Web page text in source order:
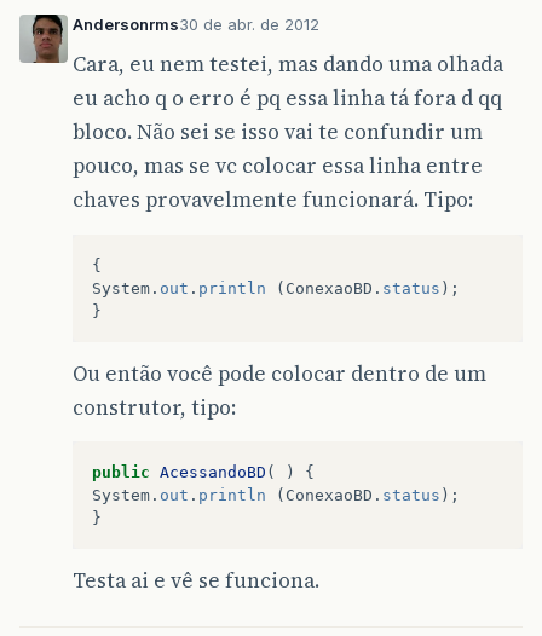
Andersonrms30 de abr. de 2012
Cara, eu nem testei, mas dando uma olhada
eu acho q o erro é pq essa linha tá fora d qq
bloco. Não sei se isso vai te confundir um
pouco, mas se vc colocar essa linha entre
chaves provavelmente funcionará. Tipo:
{
System . out . println ( ConexaoBD . status );
}
Ou então você pode colocar dentro de um
construtor, tipo:
public AcessandoBD ( )
{
System . out . println ( ConexaoBD . status );
}
Testa ai e vê se funciona.